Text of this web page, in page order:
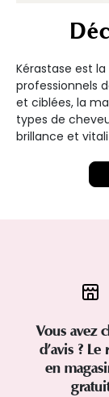
Kérastase est
professionnels
et ciblées, la
types de
brillance et
Vous avez
d’avis ? Le
en